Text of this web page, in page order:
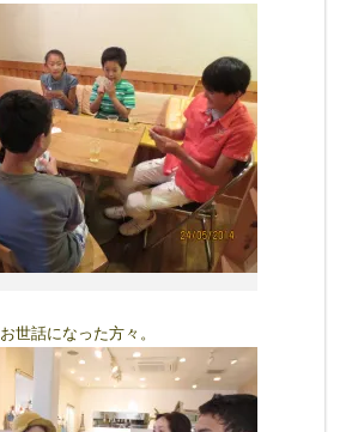
お世話になった方々。